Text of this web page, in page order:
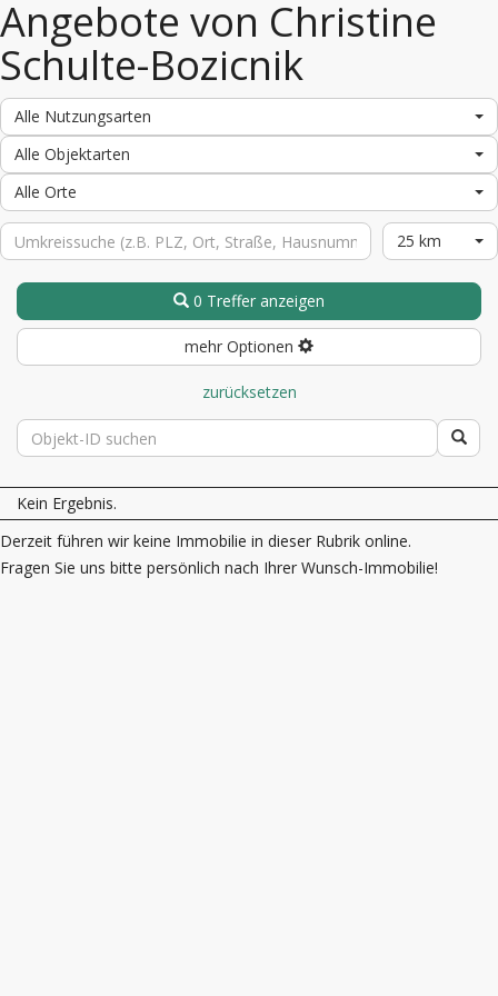
Angebote von Christine
Schulte-Bozicnik
Alle Nutzungsarten
Alle Objektarten
Alle Orte
25 km
0 Treffer anzeigen
mehr Optionen
zurücksetzen
Kein Ergebnis.
Derzeit führen wir keine Immobilie in dieser Rubrik online.
Fragen Sie uns bitte persönlich nach Ihrer Wunsch-Immobilie!